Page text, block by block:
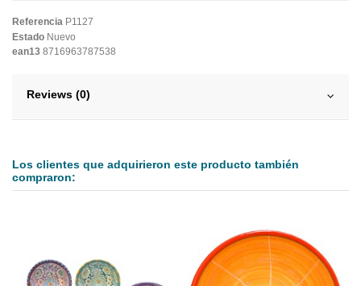
Referencia P1127
Estado Nuevo
ean13 8716963787538
Reviews (0)
Los clientes que adquirieron este producto también
compraron: